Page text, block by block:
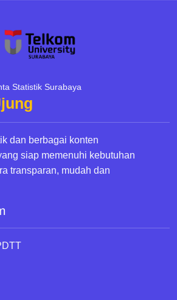
Statistik Surabaya
dan berbagai konten
siap memenuhi kebutuhan
transparan, mudah dan